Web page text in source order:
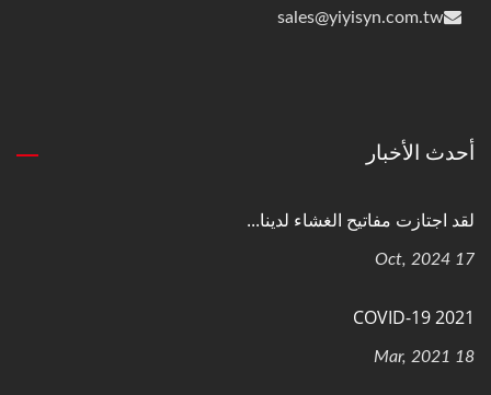
sales@yiyisyn.com.tw
أحدث الأخبار
لقد اجتازت مفاتيح الغشاء لدينا...
17 Oct, 2024
COVID-19 2021
18 Mar, 2021